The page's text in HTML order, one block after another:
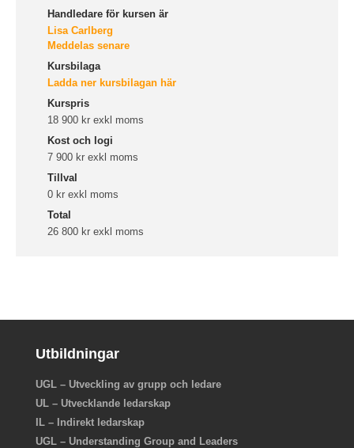
Handledare för kursen är
Lisa Carlberg
Meddelas senare
Kursbilaga
Ladda ner kursbilagan här
Kurspris
18 900 kr exkl moms
Kost och logi
7 900 kr exkl moms
Tillval
0 kr exkl moms
Total
26 800 kr exkl moms
Utbildningar
UGL – Utveckling av grupp och ledare
UL – Utvecklande ledarskap
IL – Indirekt ledarskap
UGL – Understanding Group and Leaders